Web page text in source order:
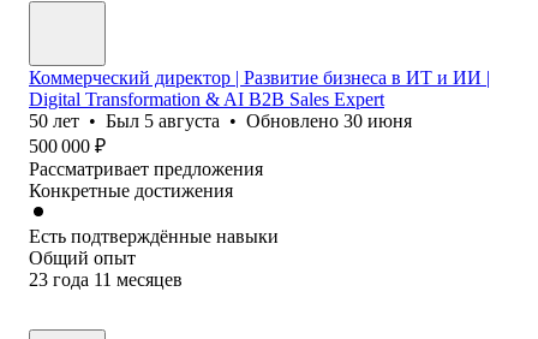
Коммерческий директор | Развитие бизнеса в ИТ и ИИ |
Digital Transformation & AI B2B Sales Expert
50 лет • Был 5 августа • Обновлено 30 июня
500 000 ₽
Рассматривает предложения
Конкретные достижения
Есть подтверждённые навыки
Общий опыт
23 года 11 месяцев